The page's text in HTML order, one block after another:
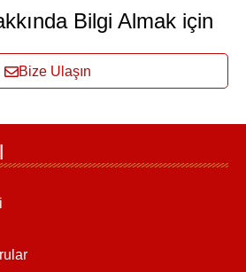
Bilgi Almak için
Bize Ulaşın